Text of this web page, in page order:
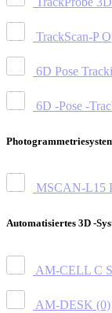
TrackScan-P
6D Pose
6D -Pose -
MSCAN-L15
Automatisiertes 3D -
AM-CELL C
AM-DESK (0)